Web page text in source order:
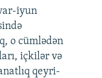
iyun
o cümlədən
içkilər və
qeyri-